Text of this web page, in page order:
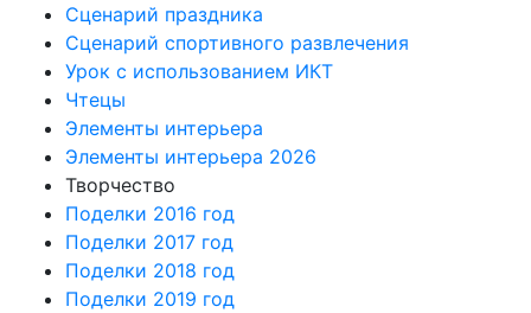
Сценарий праздника
Сценарий спортивного развлечения
Урок с использованием ИКТ
Чтецы
Элементы интерьера
Элементы интерьера 2026
Творчество
Поделки 2016 год
Поделки 2017 год
Поделки 2018 год
Поделки 2019 год